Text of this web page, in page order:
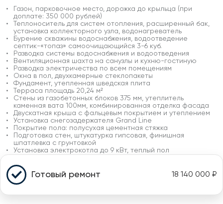
Газон, парковочное место, дорожка до крыльца (при
доплате: 350 000 рублей)
Теплоноситель для систем отопления, расширенный бак,
установка коллекторного узла, водонагреватель
Бурение скважины водоснабжения, водоотведение
септик-«топаз» самоочищающийся 3-6 куб.
Разводка системы водоснабжения и водоотведения
Вентиляционная шахта на санузлы и кухню-гостиную
Разводка электричества по всем помещениям
Окна в пол, двухкамерные стеклопакеты
Фундамент, утепленная шведская плита
Терраса площадь 20,24 м²
Стены из газобетонных блоков 375 мм, утеплитель
каменная вата 100мм, комбинированная отделка фасада
Двускатная крыша с фальцевым покрытием и утеплением
Установка снегозадержателя Grand Line
Покрытие пола: полусухая цементная стяжка
Подготовка стен, штукатурка гипсовая, финишная
шпатлевка с грунтовкой
Установка электрокотла до 9 кВт, теплый пол
Готовый ремонт 18 140 000 ₽